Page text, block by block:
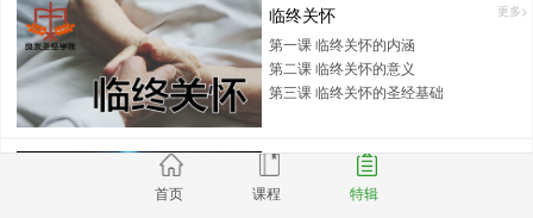
临终关怀 更多>
第一课 临终关怀的内涵
第二课 临终关怀的意义
第三课 临终关怀的圣经基础
圣诞节特辑2024：耶稣来了
第一课 耶稣降生与吹角节
首页 课程 特辑